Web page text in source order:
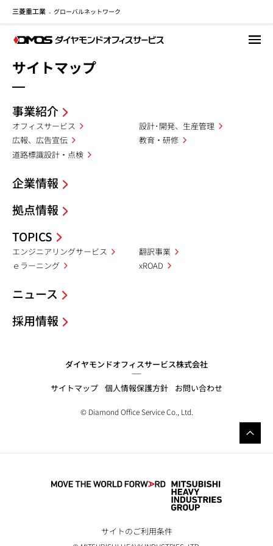
三菱重工業 - グローバルネットワーク
サイトマップ
事業紹介
オフィスサービス
設計･開発、生産管理
広報、広告宣伝
教育・研修
道路標識設計・点検
企業情報
拠点情報
TOPICS
エンジニアリングサービス
翻訳事業
ｅラーニング
xROAD
ニュース
採用情報
ダイヤモンドオフィスサービス株式会社
サイトマップ 個人情報保護方針 お問い合わせ
© Diamond Office Service Co., Ltd.
サイトのご利用条件